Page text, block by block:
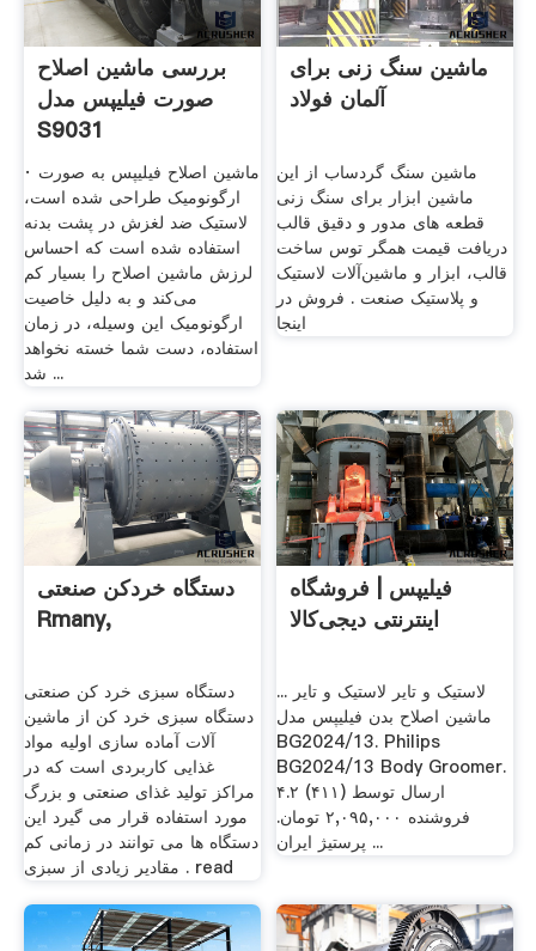
بررسی ماشین اصلاح
صورت فیلیپس مدل
S9031
· ماشین اصلاح فیلیپس به صورت
ارگونومیک طراحی شده است،
لاستیک ضد لغزش در پشت بدنه
استفاده شده است که احساس
لرزش ماشین اصلاح را بسیار کم
می‌کند و به دلیل خاصیت
ارگونومیک این وسیله، در زمان
استفاده، دست شما خسته نخواهد
شد ...
ماشین سنگ زنی برای
آلمان فولاد
ماشین سنگ گردساب از این
ماشین ابزار برای سنگ زنی
قطعه های مدور و دقیق قالب
دریافت قیمت همگر توس ساخت
قالب، ابزار و ماشین‌آلات لاستیک
و پلاستیک صنعت . فروش در
اینجا
دستگاه خردکن صنعتی
Rmany,
دستگاه سبزی خرد کن صنعتی
دستگاه سبزی خرد کن از ماشین
آلات آماده سازی اولیه مواد
غذایی کاربردی است که در
مراکز تولید غذای صنعتی و بزرگ
مورد استفاده قرار می گیرد این
دستگاه ها می توانند در زمانی کم
مقادیر زیادی از سبزی . read
فیلیپس | فروشگاه
اینترنتی دیجی‌کالا
لاستیک و تایر لاستیک و تایر ...
ماشین اصلاح بدن فیلیپس مدل
BG2024/13. Philips
BG2024/13 Body Groomer.
۴.۲ (۴۱۱) ارسال توسط
فروشنده ۲,۰۹۵,۰۰۰ تومان.
پرستیژ ایران ...